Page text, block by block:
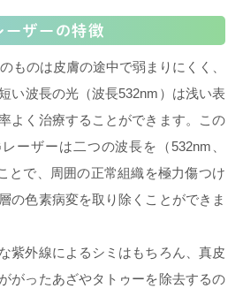
ザーの特徴
ものは皮膚の途中で弱まりにくく、
い波長の光（波長532nm）は浅い表
よく治療することができます。この
ーザーは二つの波長を（532nm、
とで、周囲の正常組織を極力傷つけ
の色素病変を取り除くことができま
紫外線によるシミはもちろん、真皮
がったあざやタトゥーを除去するの